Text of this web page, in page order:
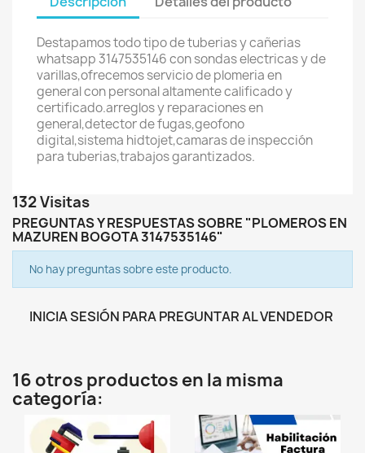
Destapamos todo tipo de tuberias y cañerias
whatsapp 3147535146 con sondas electricas y de
varillas,ofrecemos servicio de plomeria en
general con personal altamente calificado y
certificado.arreglos y reparaciones en
general,detector de fugas,geofono
digital,sistema hidtojet,camaras de inspección
para tuberias,trabajos garantizados.
132 Visitas
PREGUNTAS Y RESPUESTAS SOBRE "PLOMEROS EN
MAZUREN BOGOTA 3147535146"
No hay preguntas sobre este producto.
INICIA SESIÓN PARA PREGUNTAR AL VENDEDOR
16 otros productos en la misma
categoría: